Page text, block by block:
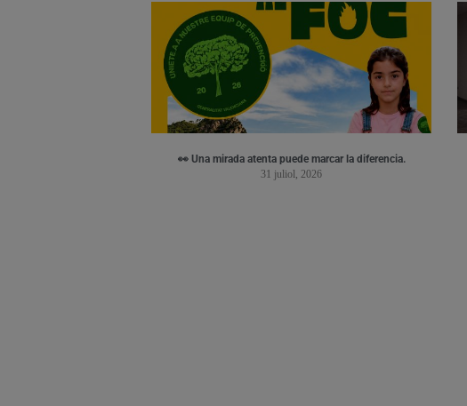
👀 Una mirada atenta puede marcar la diferencia.
31 juliol, 2026